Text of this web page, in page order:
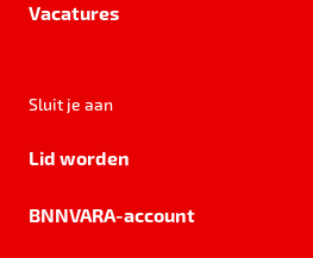
Vacatures
Sluit je aan
Lid worden
BNNVARA-account